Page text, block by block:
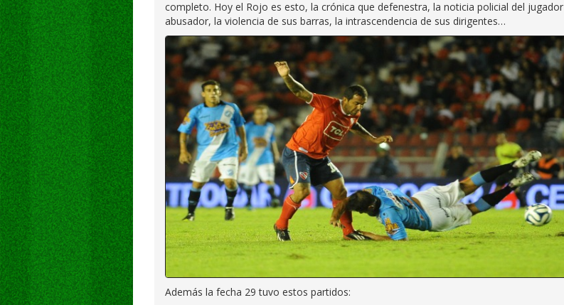
completo. Hoy el Rojo es esto, la crónica que defenestra, la noticia policial del jugador
abusador, la violencia de sus barras, la intrascendencia de sus dirigentes…
Además la fecha 29 tuvo estos partidos: